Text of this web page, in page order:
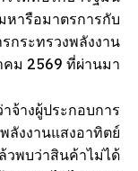
หารือมาตรการกับ
กระทรวงพลังงาน
ม 2569 ที่ผ่านมา
จ้างผู้ประกอบการ
ลังงานแสงอาทิตย์
วพบว่าสินค้าไม่ได้